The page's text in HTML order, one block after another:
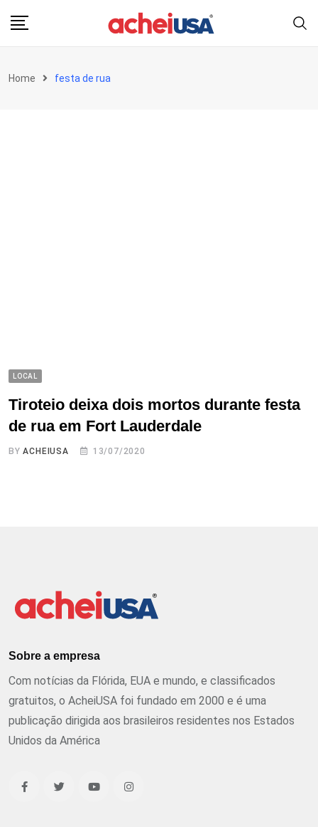
Home festa de rua
LOCAL
Tiroteio deixa dois mortos durante festa
de rua em Fort Lauderdale
BYACHEIUSA 13/07/2020
Sobre a empresa
Com notícias da Flórida, EUA e mundo, e classificados
gratuitos, o AcheiUSA foi fundado em 2000 e é uma
publicação dirigida aos brasileiros residentes nos Estados
Unidos da América